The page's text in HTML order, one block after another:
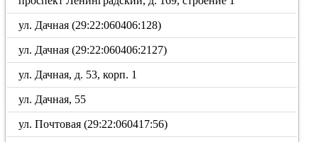
ул. Дачная (29:22:060406:128)
ул. Дачная (29:22:060406:2127)
ул. Дачная, д. 53, корп. 1
ул. Дачная, 55
ул. Почтовая (29:22:060417:56)